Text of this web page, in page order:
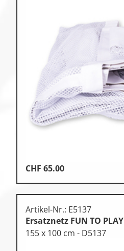
CHF 65.00
Artikel-Nr.: E5137
Ersatznetz FUN TO PLAY
155 x 100 cm - D5137